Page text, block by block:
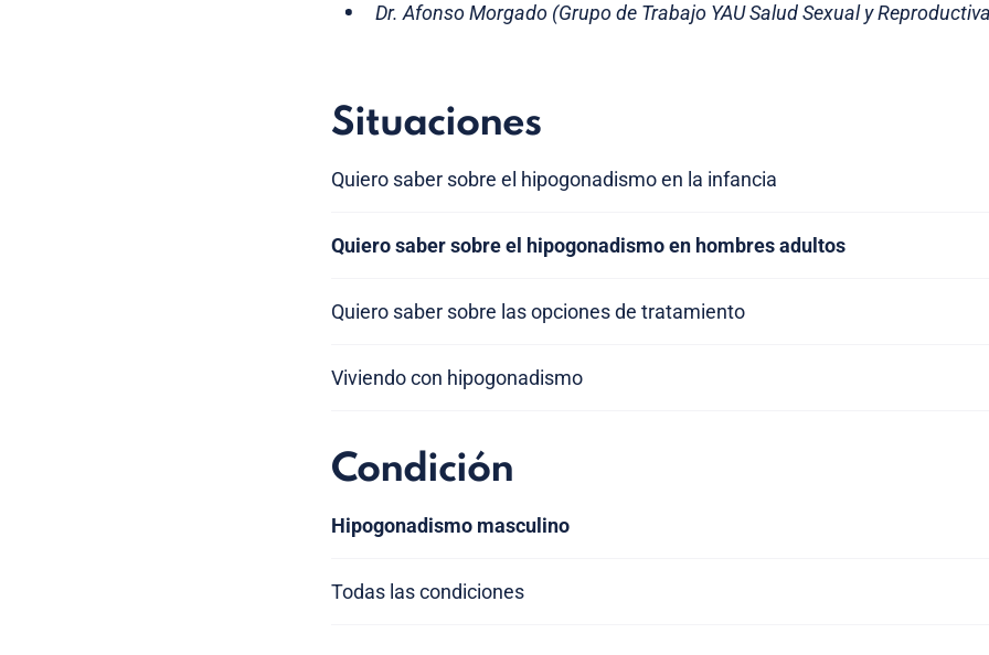
Dr. Afonso Morgado (Grupo de Trabajo YAU Salud Sexual y
Situaciones
Quiero saber sobre el hipogonadismo en la infancia
Quiero saber sobre el hipogonadismo en hombres adultos
Quiero saber sobre las opciones de tratamiento
Viviendo con hipogonadismo
Condición
Hipogonadismo masculino
Todas las condiciones